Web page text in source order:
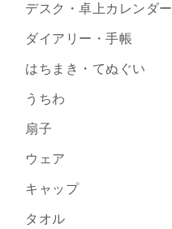
デスク・卓上カレンダー
ダイアリー・手帳
はちまき・てぬぐい
うちわ
扇子
ウェア
キャップ
タオル